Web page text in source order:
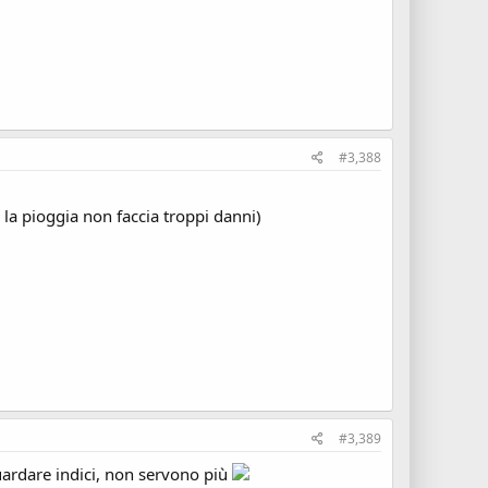
#3,388
pioggia non faccia troppi danni)
#3,389
indici, non servono più